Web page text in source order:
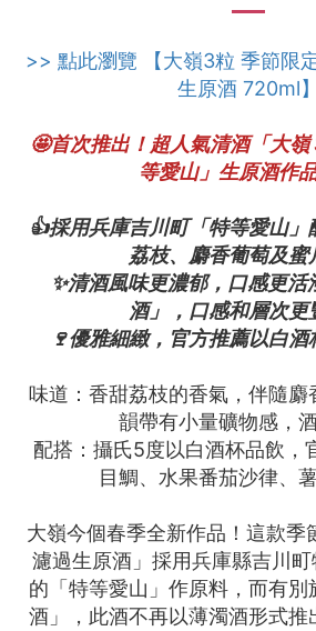
>> 點此瀏覽 【大嶺3粒 季節限
生原酒 720ml】
🤩首次推出！超人氣清酒「大
等愛山」生原酒作
👍採用兵庫吉川町「特等愛山
荔枝、麝香葡萄及蜜
✨清酒風味更濃郁，口感更活
酒」，口感和層次更
🍷優雅細緻，官方推薦以白酒
味道：香甜荔枝的香氣，伴隨麝
韻帶有小量礦物感，
配搭：攝氏5度以白酒杯品飲，
目鯛、水果番茄沙律、
大嶺今個春季全新作品！這款季
濾過生原酒」採用兵庫縣吉川
的「特等愛山」作原料，而有別
酒」，此酒不再以薄濁酒形式推